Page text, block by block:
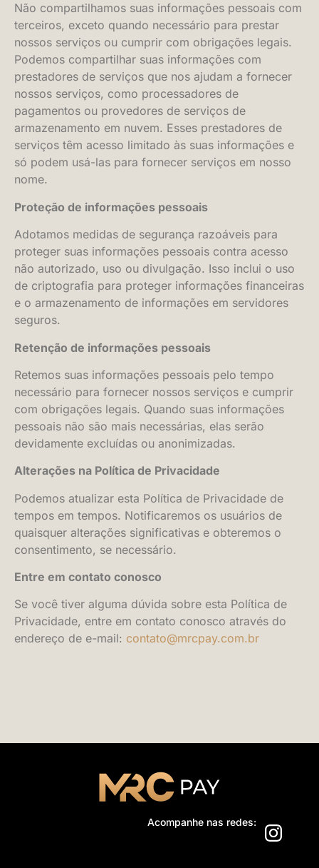
Não compartilhamos suas informações pessoais com
terceiros, exceto quando necessário para prestar
nossos serviços ou cumprir com obrigações legais.
Podemos compartilhar suas informações com
prestadores de serviços que nos ajudam a fornecer
nossos serviços, como processadores de
pagamentos ou provedores de serviços de
armazenamento em nuvem. Esses prestadores de
serviços têm acesso limitado às suas informações e
só podem usá-las para fornecer serviços em nosso
nome.
Proteção de informações pessoais
Adotamos medidas de segurança razoáveis para
proteger suas informações pessoais contra acesso
não autorizado, uso ou divulgação. Isso inclui o uso
de criptografia para proteger informações financeiras
e o armazenamento de informações em servidores
seguros.
Retenção de informações pessoais
Retemos suas informações pessoais pelo tempo
necessário para fornecer nossos serviços e cumprir
com obrigações legais. Quando suas informações
pessoais não são mais necessárias, elas serão
devidamente excluídas ou anonimizadas.
Alterações na Política de Privacidade
Podemos atualizar esta Política de Privacidade de
tempos em tempos. Notificaremos os usuários de
quaisquer alterações significativas e obteremos o
consentimento, se necessário.
Entre em contato conosco
Se você tiver alguma dúvida sobre esta Política de
Privacidade, entre em contato conosco através do
endereço de e-mail: contato@mrcpay.com.br
Acompanhe nas redes: